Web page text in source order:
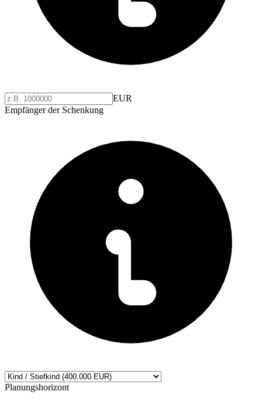
EUR
Empfänger der Schenkung
Planungshorizont